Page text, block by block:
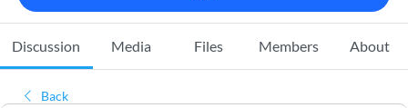
Discussion Media Files Members About
Back